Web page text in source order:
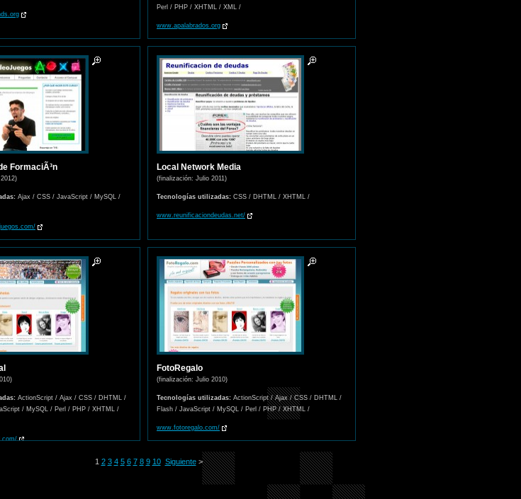
Perl / PHP / XHTML / XML /
www.apalabrados.org
FormaciÃ³n
Ajax / CSS / JavaScript / MySQL /
Local Network Media
(finalización: Julio 2011)
Tecnologías utilizadas: CSS / DHTML / XHTML /
www.reunificaciondeudas.net/
ActionScript / Ajax / CSS / DHTML /
/ MySQL / Perl / PHP / XHTML /
FotoRegalo
(finalización: Julio 2010)
Tecnologías utilizadas: ActionScript / Ajax / CSS / DHTML /
Flash / JavaScript / MySQL / Perl / PHP / XHTML /
www.fotoregalo.com/
1 2 3 4 5 6 7 8 9 10 Siguiente>